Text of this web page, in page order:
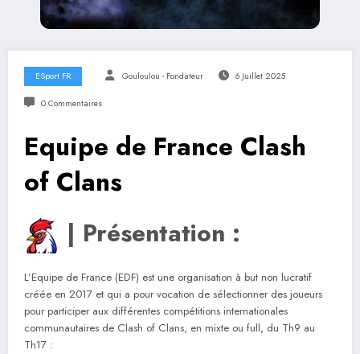
ESport FR Gouloulou - Fondateur 6 Juillet 2025
0 Commentaires
Equipe de France Clash
of Clans
| Présentation :
L’Equipe de France (EDF) est une organisation à but non lucratif
créée en 2017 et qui a pour vocation de sélectionner des joueurs
pour participer aux différentes compétitions internationales
communautaires de Clash of Clans, en mixte ou full, du Th9 au
Th17 :